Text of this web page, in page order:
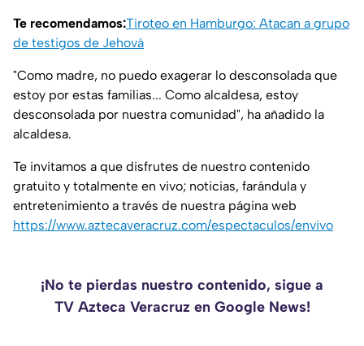
Te recomendamos:Tiroteo en Hamburgo: Atacan a grupo
de testigos de Jehová
"Como madre, no puedo exagerar lo desconsolada que
estoy por estas familias... Como alcaldesa, estoy
desconsolada por nuestra comunidad", ha añadido la
alcaldesa.
Te invitamos a que disfrutes de nuestro contenido
gratuito y totalmente en vivo; noticias, farándula y
entretenimiento a través de nuestra página web
https://www.aztecaveracruz.com/espectaculos/envivo
¡No te pierdas nuestro contenido, sigue a
TV Azteca Veracruz en Google News!